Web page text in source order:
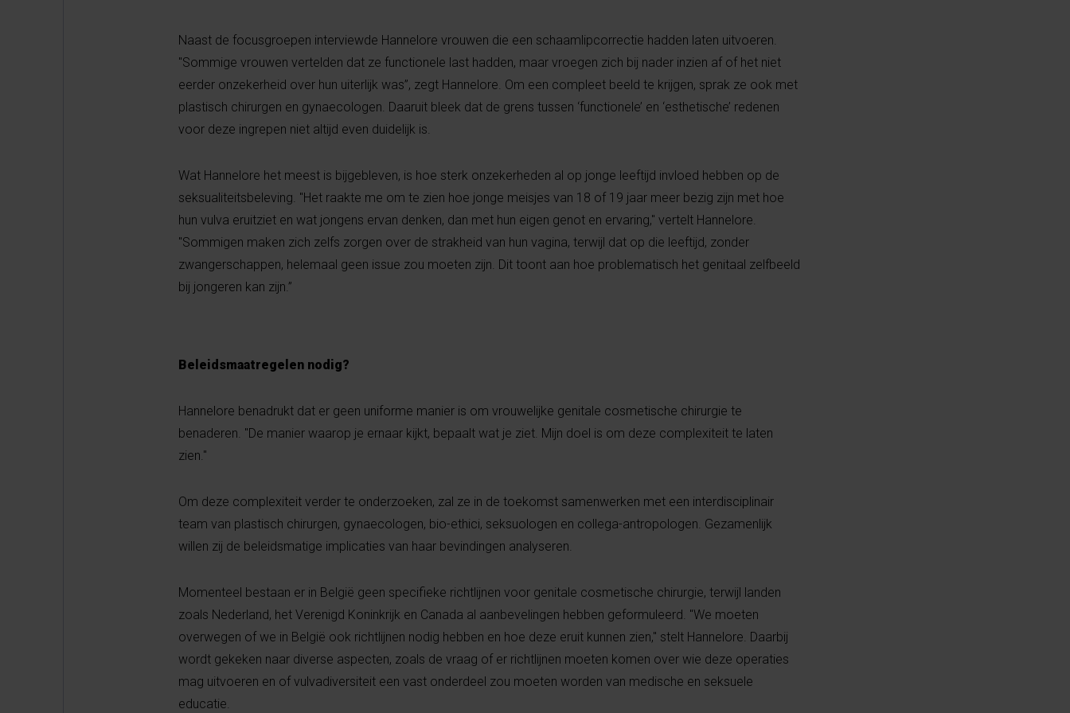
Naast de focusgroepen interviewde Hannelore vrouwen die een schaamlipcorrectie hadden laten uitvoeren.
"Sommige vrouwen vertelden dat ze functionele last hadden, maar vroegen zich bij nader inzien af of het niet
eerder onzekerheid over hun uiterlijk was”, zegt Hannelore. Om een compleet beeld te krijgen, sprak ze ook met
plastisch chirurgen en gynaecologen. Daaruit bleek dat de grens tussen ‘functionele’ en ‘esthetische’ redenen
voor deze ingrepen niet altijd even duidelijk is.
Wat Hannelore het meest is bijgebleven, is hoe sterk onzekerheden al op jonge leeftijd invloed hebben op de
seksualiteitsbeleving. "Het raakte me om te zien hoe jonge meisjes van 18 of 19 jaar meer bezig zijn met hoe
hun vulva eruitziet en wat jongens ervan denken, dan met hun eigen genot en ervaring," vertelt Hannelore.
"Sommigen maken zich zelfs zorgen over de strakheid van hun vagina, terwijl dat op die leeftijd, zonder
zwangerschappen, helemaal geen issue zou moeten zijn. Dit toont aan hoe problematisch het genitaal zelfbeeld
bij jongeren kan zijn.”
Beleidsmaatregelen nodig?
Hannelore benadrukt dat er geen uniforme manier is om vrouwelijke genitale cosmetische chirurgie te
benaderen. "De manier waarop je ernaar kijkt, bepaalt wat je ziet. Mijn doel is om deze complexiteit te laten
zien."
Om deze complexiteit verder te onderzoeken, zal ze in de toekomst samenwerken met een interdisciplinair
team van plastisch chirurgen, gynaecologen, bio-ethici, seksuologen en collega-antropologen. Gezamenlijk
willen zij de beleidsmatige implicaties van haar bevindingen analyseren.
Momenteel bestaan er in België geen specifieke richtlijnen voor genitale cosmetische chirurgie, terwijl landen
zoals Nederland, het Verenigd Koninkrijk en Canada al aanbevelingen hebben geformuleerd. "We moeten
overwegen of we in België ook richtlijnen nodig hebben en hoe deze eruit kunnen zien," stelt Hannelore. Daarbij
wordt gekeken naar diverse aspecten, zoals de vraag of er richtlijnen moeten komen over wie deze operaties
mag uitvoeren en of vulvadiversiteit een vast onderdeel zou moeten worden van medische en seksuele
educatie.